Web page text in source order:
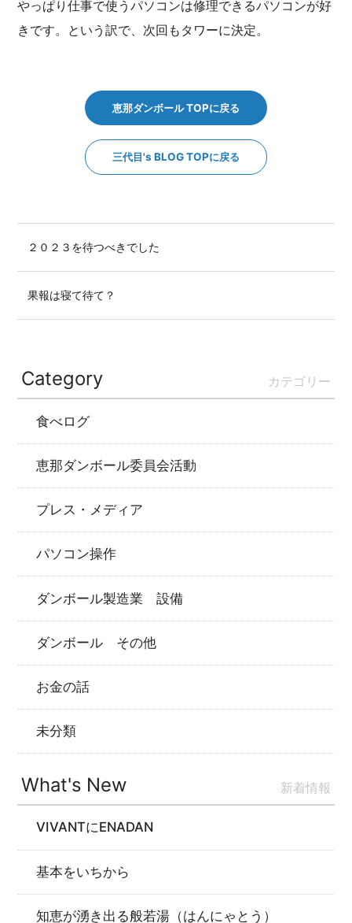
やっぱり仕事で使うパソコンは修理できるパソコンが好
きです。という訳で、次回もタワーに決定。
恵那ダンボール TOPに戻る
三代目's BLOG TOPに戻る
２０２３を待つべきでした
果報は寝て待て？
Category カテゴリー
食べログ
恵那ダンボール委員会活動
プレス・メディア
パソコン操作
ダンボール製造業 設備
ダンボール その他
お金の話
未分類
What's New 新着情報
VIVANTにENADAN
基本をいちから
知恵が湧き出る般若湯（はんにゃとう）